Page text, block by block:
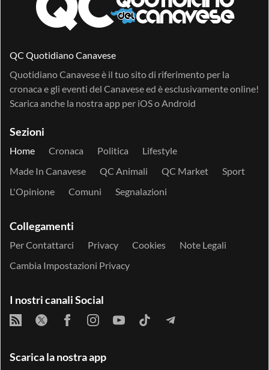
QC Quotidiano Canavese
Quotidiano Canavese è il tuo sito di riferimento per la
cronaca e gli eventi del Canavese ed è esclusivamente online!
Scarica anche la nostra app per iOSoAndroid
Sezioni
Home Cronaca Politica
Lifestyle
Made In Canavese
QC Animali QC Market
Sport
L'Opinione
Comuni Segnalazioni
Collegamenti
Per Contattarci Privacy Cookies
Note Legali
Cambia Impostazioni Privacy
I nostri canali Social
Scarica la nostra app